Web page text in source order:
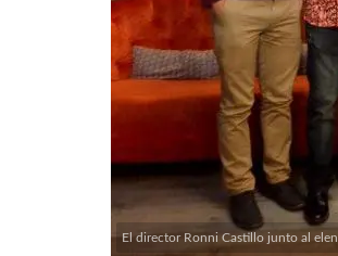
El director Ronni Castillo junto al